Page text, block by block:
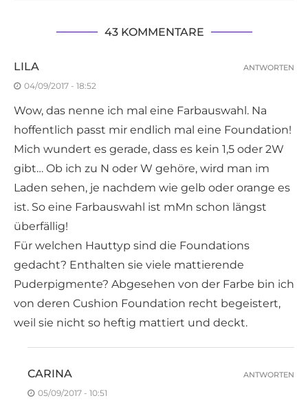
43 KOMMENTARE
LILA
04/09/2017 - 18:52
Wow, das nenne ich mal eine Farbauswahl. Na
hoffentlich passt mir endlich mal eine Foundation!
Mich wundert es gerade, dass es kein 1,5 oder 2W
gibt… Ob ich zu N oder W gehöre, wird man im
Laden sehen, je nachdem wie gelb oder orange es
ist. So eine Farbauswahl ist mMn schon längst
überfällig!
Für welchen Hauttyp sind die Foundations
gedacht? Enthalten sie viele mattierende
Puderpigmente? Abgesehen von der Farbe bin ich
von deren Cushion Foundation recht begeistert,
weil sie nicht so heftig mattiert und deckt.
ANTWORTEN
CARINA
05/09/2017 - 10:51
ANTWORTEN